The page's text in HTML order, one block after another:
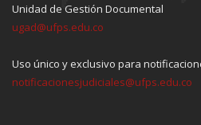
Unidad de Gestión Documental
ugad@ufps.edu.co
Uso único y exclusivo para
notificacionesjudiciales@ufps.edu.co